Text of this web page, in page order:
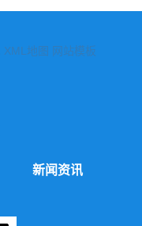
XML地图 网站模板
新闻资讯